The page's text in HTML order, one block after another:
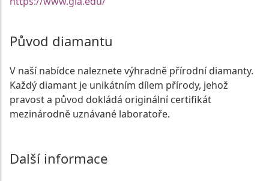
Původ diamantu
V naší nabídce naleznete výhradně přírodní diamanty.
Každý diamant je unikátním dílem přírody, jehož
pravost a původ dokládá originální certifikát
mezinárodně uznávané laboratoře.
Další informace